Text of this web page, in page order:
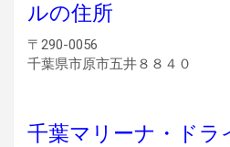
ルの住所
〒290-0056
千葉県市原市五井８８４０
千葉マリーナ・ドラ